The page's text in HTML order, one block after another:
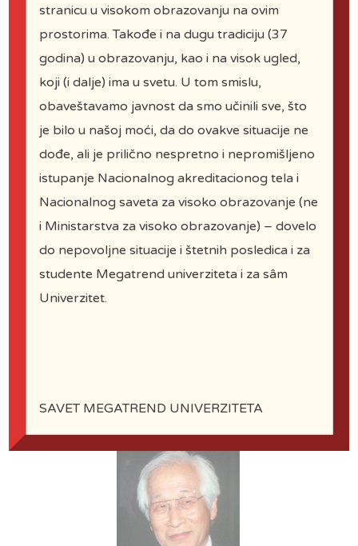
Jaeger
John Naisbitt
Bogdanov
stranicu u visokom obrazovanju na ovim
prostorima. Takođe i na dugu tradiciju (37
godina) u obrazovanju, kao i na visok ugled,
koji (i dalje) ima u svetu. U tom smislu,
obaveštavamo javnost da smo učinili sve, što
je bilo u našoj moći, da do ovakve situacije ne
dođe, ali je prilično nespretno i nepromišljeno
istupanje Nacionalnog akreditacionog tela i
Nacionalnog saveta za visoko obrazovanje (ne
i Ministarstva za visoko obrazovanje) – dovelo
do nepovoljne situacije i štetnih posledica i za
studente Megatrend univerziteta i za sâm
Univerzitet.
SAVET MEGATREND UNIVERZITETA